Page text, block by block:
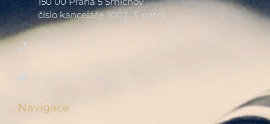
číslo kanceláře 3002, 3. patro
(+420) 775 342 943
fintalk@fintalk.cz
Navigace